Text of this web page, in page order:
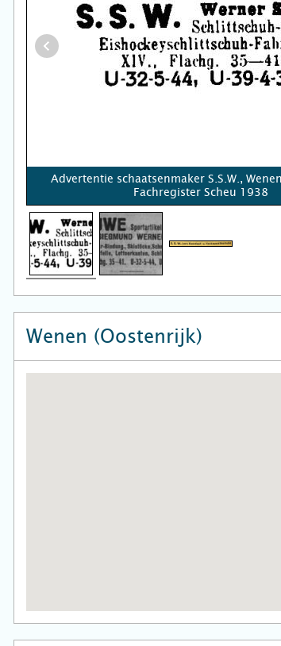
Advertentie schaatsenmaker S.S.W.,
Fachregister Scheu 1938
Wenen (Oostenrijk)